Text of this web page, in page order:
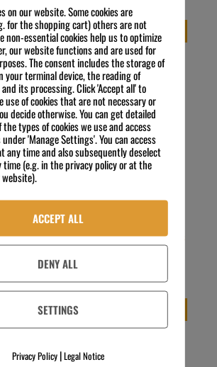
Kostenloser Versand
IN DEN WARENKORB
120 kg
Wandhalter für etolit Wipes
Kostenloser Versand
on our website. Some cookies are
for the shopping cart) others are not
non-essential cookies help us to optimize
our website functions and are used for
The consent includes the storage of
your terminal device, the reading of
its processing. Click 'Accept all' to
use of cookies that are not necessary or
decide otherwise. You can get detailed
types of cookies we use and access
'Manage Settings'. You can access
any time and also subsequently deselect
time (e.g. in the privacy policy or at the
ACCEPT ALL
DENY ALL
SETTINGS
Privacy Policy|Legal Notice